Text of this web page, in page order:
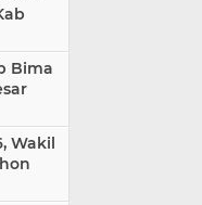
Bima
Wakil